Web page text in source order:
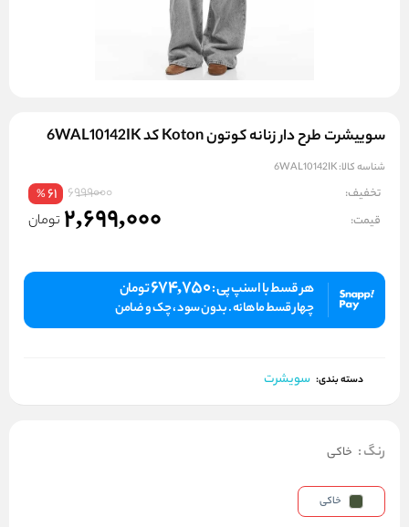
سوییشرت طرح دار زنانه کوتون Koton کد 6WAL10142IK
شناسه کالا:6WAL10142IK
تخفیف: 6999000
61
%
قیمت: 2,699,000 تومان
هر قسط با اسنپ پی :674,750تومان
چهار قسط ماهانه . بدون سود ، چک و ضامن
دسته بندی: سویشرت
رنگ: خاکی
خاکی